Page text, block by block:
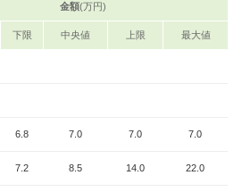
金額(万円)
下限 中央値 上限 最大値
6.8 7.0 7.0 7.0
7.2 8.5 14.0 22.0